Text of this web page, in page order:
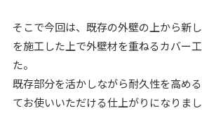
そこで今回は、既存の外壁の上から新
を施工した上で外壁材を重ねるカバー
た。
既存部分を活かしながら耐久性を高め
てお使いいただける仕上がりになりまし